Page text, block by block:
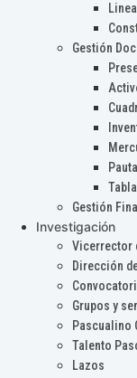
Gestión
Gestión
Investigación
Vicerrector
Dirección
Grupos y
Pascualino
Talento
Lazos